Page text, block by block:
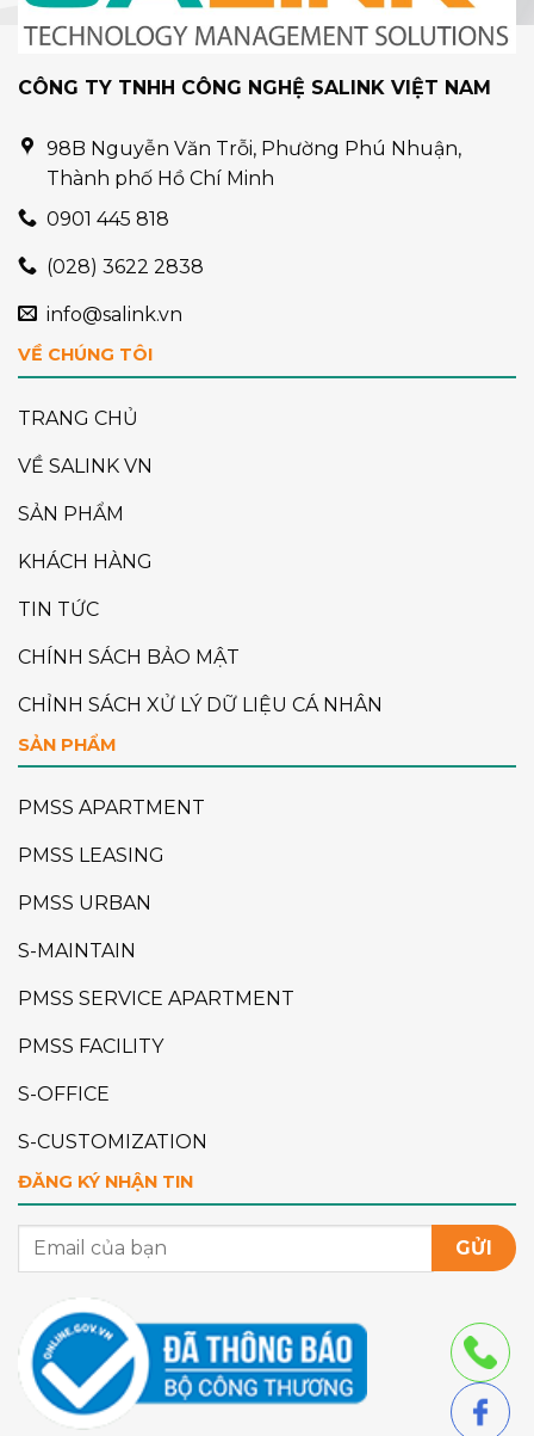
CÔNG TY TNHH CÔNG NGHỆ SALINK VIỆT NAM
98B Nguyễn Văn Trỗi, Phường Phú Nhuận,
Thành phố Hồ Chí Minh
0901 445 818
(028) 3622 2838
info@salink.vn
VỀ CHÚNG TÔI
TRANG CHỦ
VỀ SALINK VN
SẢN PHẨM
KHÁCH HÀNG
TIN TỨC
CHÍNH SÁCH BẢO MẬT
CHỈNH SÁCH XỬ LÝ DỮ LIỆU CÁ NHÂN
SẢN PHẨM
PMSS APARTMENT
PMSS LEASING
PMSS URBAN
S-MAINTAIN
PMSS SERVICE APARTMENT
PMSS FACILITY
S-OFFICE
S-CUSTOMIZATION
ĐĂNG KÝ NHẬN TIN
GỬI